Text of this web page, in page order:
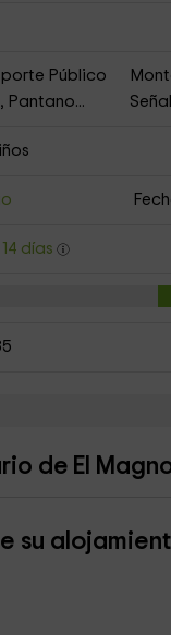
Público
Pantano...
días
de El
su